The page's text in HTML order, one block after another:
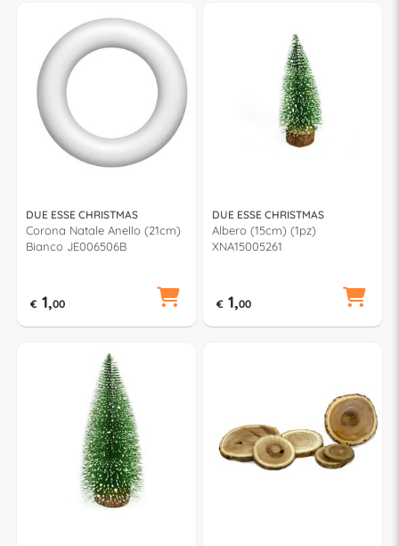
DUE ESSE CHRISTMAS
Corona Natale Anello (21cm)
Bianco JE006506B
€ 1,00
DUE ESSE CHRISTMAS
Albero (15cm) (1pz)
XNA15005261
€ 1,00